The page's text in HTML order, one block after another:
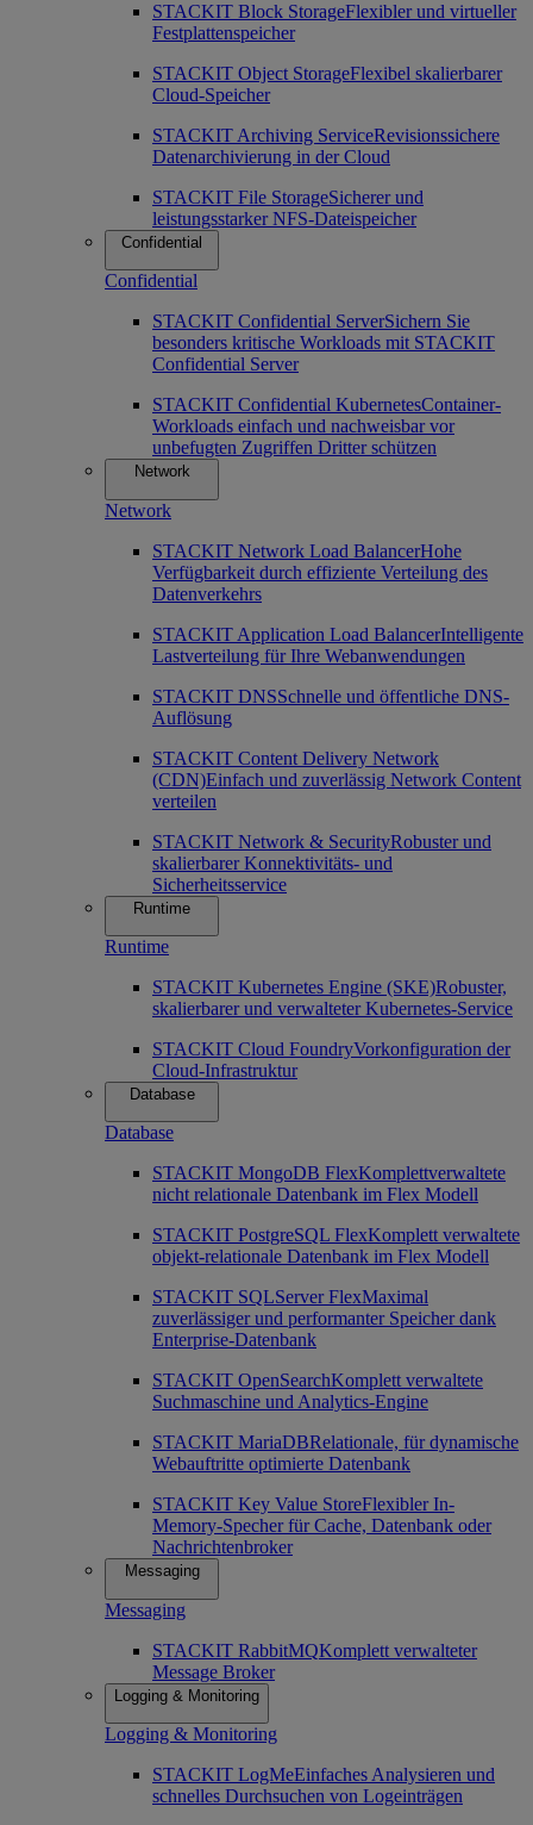
STACKIT Block StorageFlexibler und virtueller
Festplattenspeicher
STACKIT Object StorageFlexibel skalierbarer
Cloud-Speicher
STACKIT Archiving ServiceRevisionssichere
Datenarchivierung in der Cloud
STACKIT File StorageSicherer und
leistungsstarker NFS-Dateispeicher
Confidential
Confidential
STACKIT Confidential ServerSichern Sie
besonders kritische Workloads mit STACKIT
Confidential Server
STACKIT Confidential KubernetesContainer-
Workloads einfach und nachweisbar vor
unbefugten Zugriffen Dritter schützen
Network
Network
STACKIT Network Load BalancerHohe
Verfügbarkeit durch effiziente Verteilung des
Datenverkehrs
STACKIT Application Load BalancerIntelligente
Lastverteilung für Ihre Webanwendungen
STACKIT DNSSchnelle und öffentliche DNS-
Auflösung
STACKIT Content Delivery Network
(CDN)Einfach und zuverlässig Network Content
verteilen
STACKIT Network & SecurityRobuster und
skalierbarer Konnektivitäts- und
Sicherheitsservice
Runtime
Runtime
STACKIT Kubernetes Engine (SKE)Robuster,
skalierbarer und verwalteter Kubernetes-Service
STACKIT Cloud FoundryVorkonfiguration der
Cloud-Infrastruktur
Database
Database
STACKIT MongoDB FlexKomplettverwaltete
nicht relationale Datenbank im Flex Modell
STACKIT PostgreSQL FlexKomplett verwaltete
objekt-relationale Datenbank im Flex Modell
STACKIT SQLServer FlexMaximal
zuverlässiger und performanter Speicher dank
Enterprise-Datenbank
STACKIT OpenSearchKomplett verwaltete
Suchmaschine und Analytics-Engine
STACKIT MariaDBRelationale, für dynamische
Webauftritte optimierte Datenbank
STACKIT Key Value StoreFlexibler In-
Memory-Specher für Cache, Datenbank oder
Nachrichtenbroker
Messaging
Messaging
STACKIT RabbitMQKomplett verwalteter
Message Broker
Logging & Monitoring
Logging & Monitoring
STACKIT LogMeEinfaches Analysieren und
schnelles Durchsuchen von Logeinträgen